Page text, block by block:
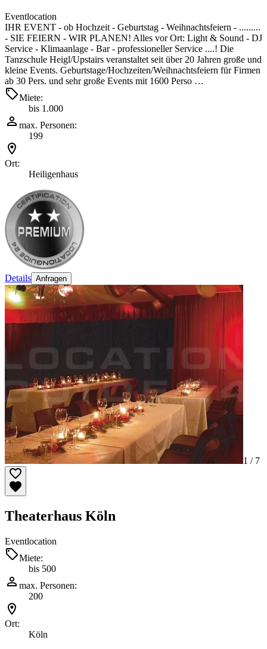
Eventlocation
IHR EVENT - ob Hochzeit - Geburtstag - Weihnachtsfeiern - .........
- SIE FEIERN - WIR PLANEN! Alles vor Ort: Light & Sound - DJ
Service - Klimaanlage - Bar - professioneller Service ....! Die
Tanzschule Heigl/Upstairs veranstaltet seit über 20 Jahren große und
kleine Events. Geburtstage/Hochzeiten/Weihnachtsfeiern für Firmen
ab 30 Pers. und sehr große Events mit 1600 Perso …
Miete:
bis 1.000
max. Personen:
199
Ort:
Heiligenhaus
Details Anfragen
1 / 7
Theaterhaus Köln
Eventlocation
Miete:
bis 500
max. Personen:
200
Ort:
Köln